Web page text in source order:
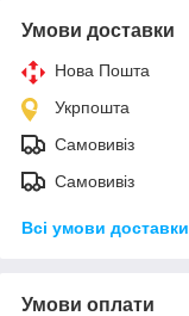
Умови доставки
Нова Пошта
Укрпошта
Самовивіз
Самовивіз
Всі умови доставки
Умови оплати